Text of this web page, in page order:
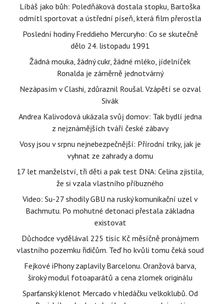
Líbáš jako bůh: Poledňáková dostala stopku, Bartoška
odmítl sportovat a ústřední píseň, která film přerostla
Poslední hodiny Freddieho Mercuryho: Co se skutečně
dělo 24. listopadu 1991
Žádná mouka, žádný cukr, žádné mléko, jídelníček
Ronalda je záměrně jednotvárný
Nezápasím v Clashi, zdůraznil Roušal. Vzápětí se ozval
Sivák
Andrea Kalivodová ukázala svůj domov: Tak bydlí jedna
z nejznámějších tváří české zábavy
Vosy jsou v srpnu nejnebezpečnější: Přírodní triky, jak je
vyhnat ze zahrady a domu
17 let manželství, tři děti a pak test DNA: Celina zjistila,
že si vzala vlastního příbuzného
Video: Su-27 shodily GBU na ruský komunikační uzel v
Bachmutu. Po mohutné detonaci přestala základna
existovat
Důchodce vydělával 225 tisíc Kč měsíčně pronájmem
vlastního pozemku řidičům. Teď ho kvůli tomu čeká soud
Fejkové iPhony zaplavily Barcelonu. Oranžová barva,
široký modul fotoaparátů a cena zlomek originálu
Sparťanský klenot Mercado v hledáčku velkoklubů. Od